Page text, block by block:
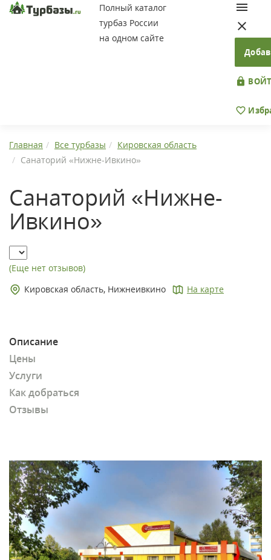
Полный каталог
турбаз России
на одном сайте
Главная Все турбазы
Кировская область
Санаторий «Нижне-Ивкино»
Санаторий «Нижне-
Ивкино»
(Еще нет отзывов)
Кировская область, Нижнеивкино
На карте
Описание
Цены
Услуги
Как добраться
Отзывы